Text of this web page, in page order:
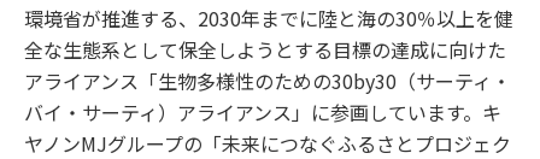
環境省が推進する、2030年までに陸と海の30％以上を健
全な生態系として保全しようとする目標の達成に向けた
アライアンス「生物多様性のための30by30（サーティ・
バイ・サーティ）アライアンス」に参画しています。キ
ヤノンMJグループの「未来につなぐふるさとプロジェク